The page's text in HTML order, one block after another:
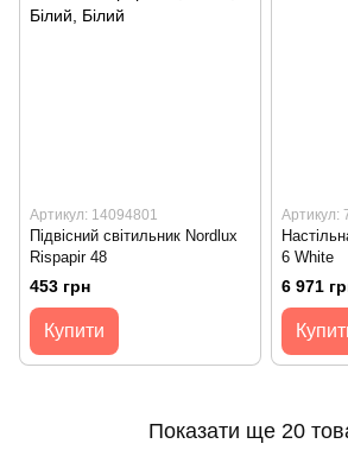
Артикул: 14094801
Підвісний світильник Nordlux
Rispapir 48
453 грн
Купити
Артикул:
6 White
6 971
Показати ще 20